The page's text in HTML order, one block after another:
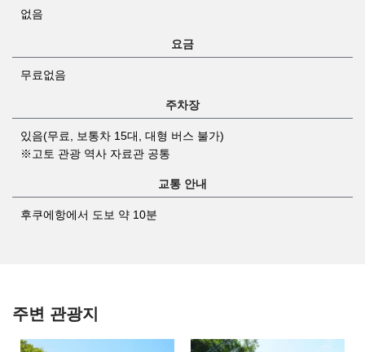
없음
요금
무료없음
주차장
있음(무료, 보통차 15대, 대형 버스 불가)
※고토 관광 역사 자료관 공통
교통 안내
후쿠에항에서 도보 약 10분
주변 관광지